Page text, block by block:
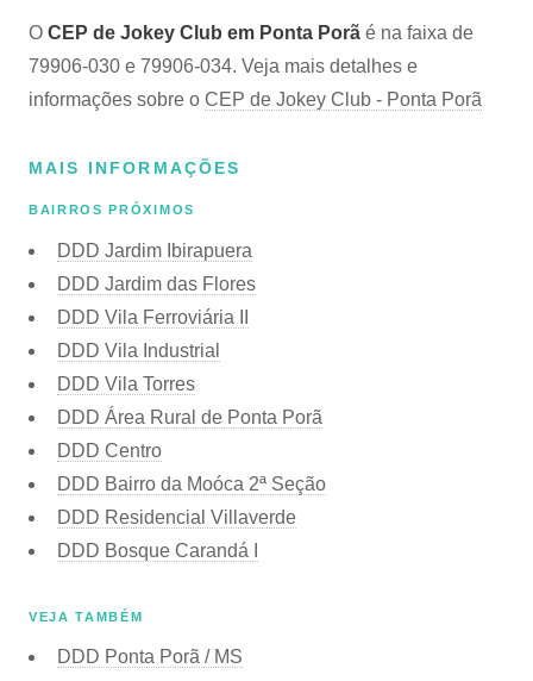
O CEP de Jokey Club em Ponta Porã é na faixa de
79906-030 e 79906-034. Veja mais detalhes e
informações sobre o CEP de Jokey Club - Ponta Porã
MAIS INFORMAÇÕES
BAIRROS PRÓXIMOS
DDD Jardim Ibirapuera
DDD Jardim das Flores
DDD Vila Ferroviária II
DDD Vila Industrial
DDD Vila Torres
DDD Área Rural de Ponta Porã
DDD Centro
DDD Bairro da Moóca 2ª Seção
DDD Residencial Villaverde
DDD Bosque Carandá I
VEJA TAMBÉM
DDD Ponta Porã / MS